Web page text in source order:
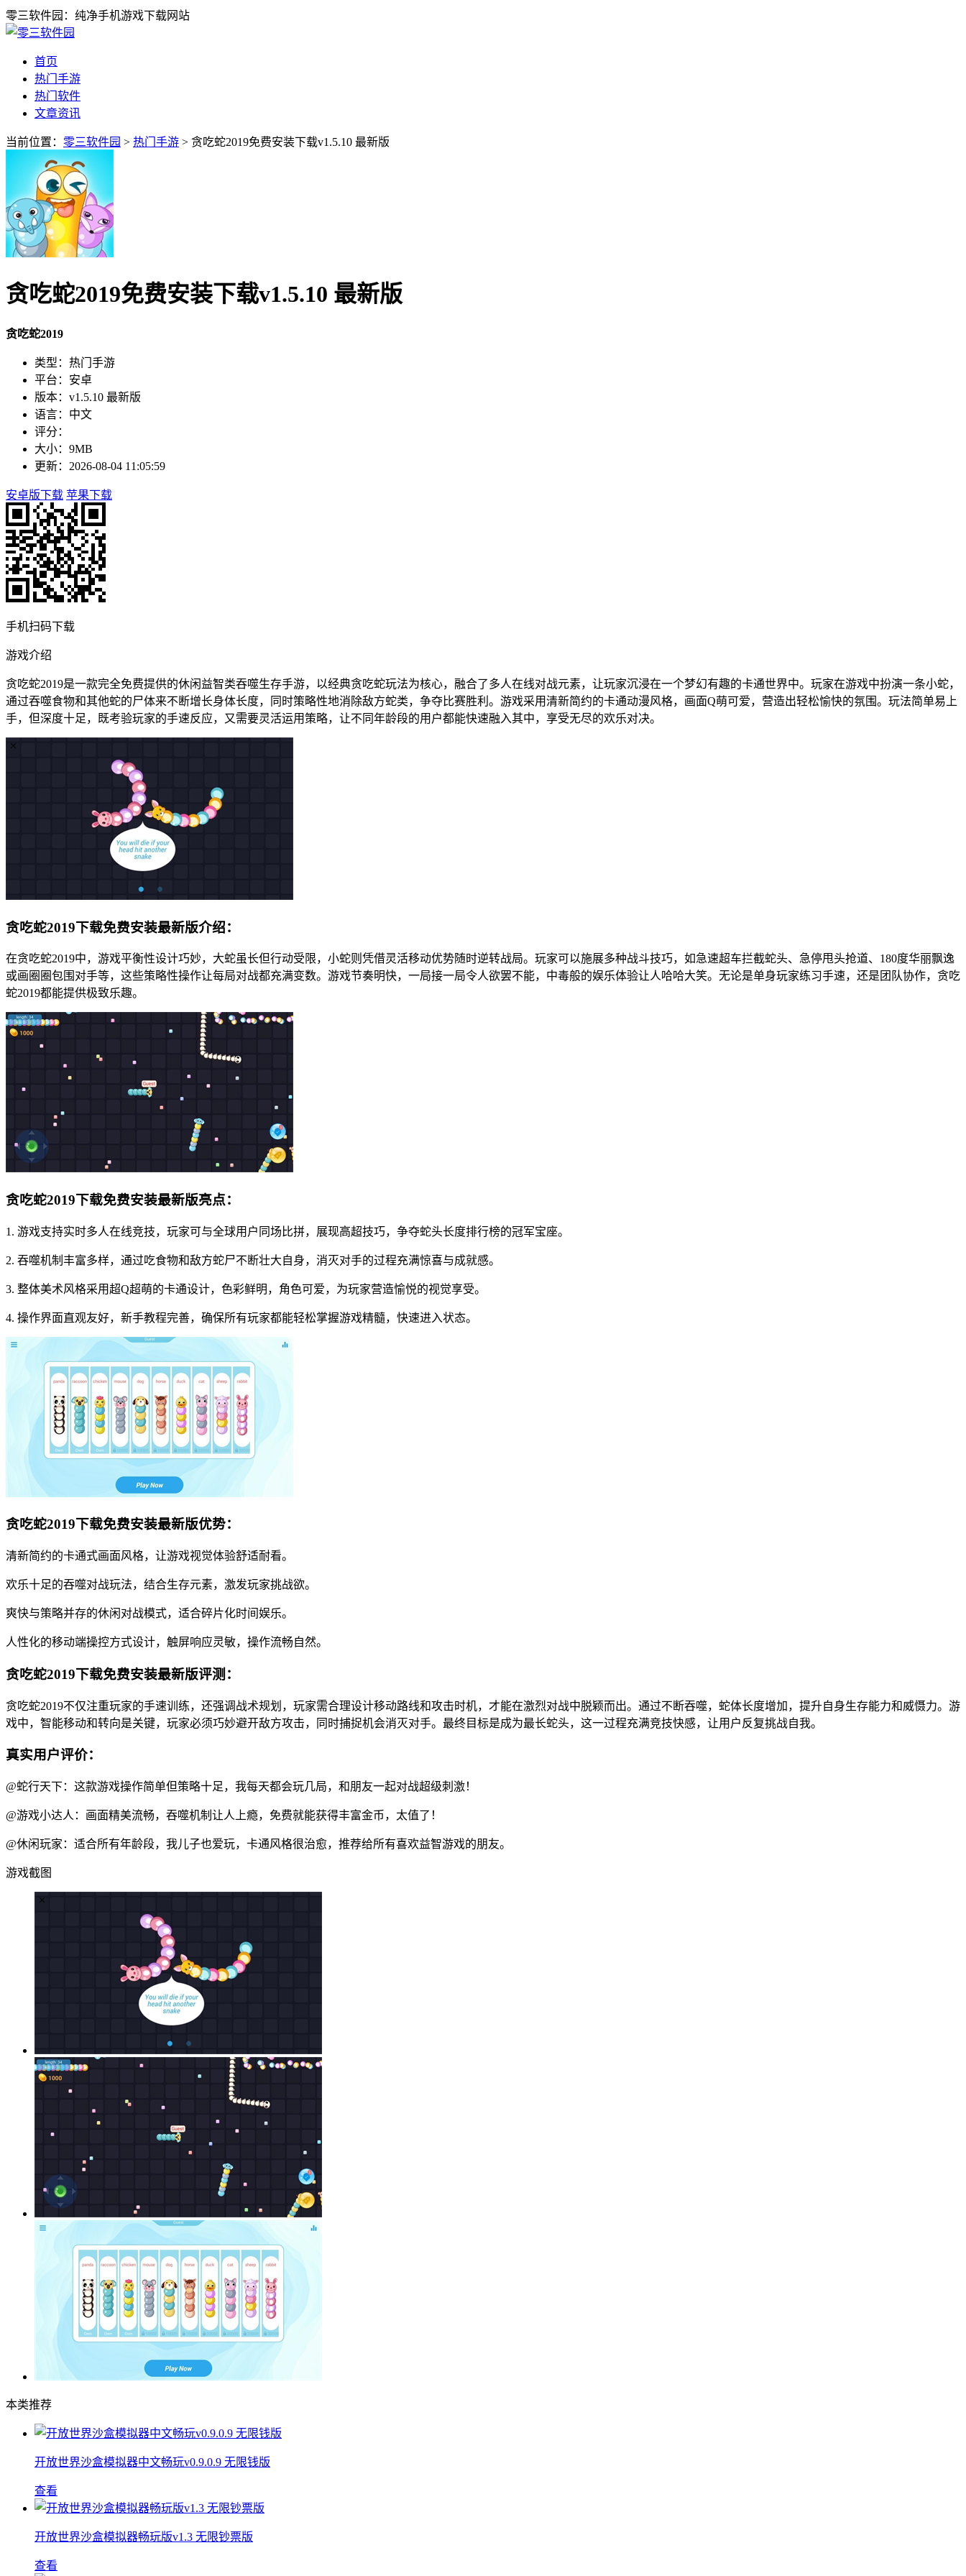
零三软件园：纯净手机游戏下载网站
首页
热门手游
热门软件
文章资讯
当前位置： 零三软件园 > 热门手游 > 贪吃蛇2019免费安装下载v1.5.10 最新版
贪吃蛇2019免费安装下载v1.5.10 最新版
贪吃蛇2019
类型：热门手游
平台：安卓
版本：v1.5.10 最新版
语言：中文
评分：
大小：9MB
更新：2026-08-04 11:05:59
安卓版下载 苹果下载
手机扫码下载
游戏介绍
贪吃蛇2019是一款完全免费提供的休闲益智类吞噬生存手游，以经典贪吃蛇玩法为核心，融合了多人在线对战元素，让玩家沉浸在一个梦幻有趣的卡通世界中。玩家在游戏中扮演一条小蛇，
通过吞噬食物和其他蛇的尸体来不断增长身体长度，同时策略性地消除敌方蛇类，争夺比赛胜利。游戏采用清新简约的卡通动漫风格，画面Q萌可爱，营造出轻松愉快的氛围。玩法简单易上
手，但深度十足，既考验玩家的手速反应，又需要灵活运用策略，让不同年龄段的用户都能快速融入其中，享受无尽的欢乐对决。
贪吃蛇2019下载免费安装最新版介绍：
在贪吃蛇2019中，游戏平衡性设计巧妙，大蛇虽长但行动受限，小蛇则凭借灵活移动优势随时逆转战局。玩家可以施展多种战斗技巧，如急速超车拦截蛇头、急停甩头抢道、180度华丽飘逸
或画圈圈包围对手等，这些策略性操作让每局对战都充满变数。游戏节奏明快，一局接一局令人欲罢不能，中毒般的娱乐体验让人哈哈大笑。无论是单身玩家练习手速，还是团队协作，贪吃
蛇2019都能提供极致乐趣。
贪吃蛇2019下载免费安装最新版亮点：
1. 游戏支持实时多人在线竞技，玩家可与全球用户同场比拼，展现高超技巧，争夺蛇头长度排行榜的冠军宝座。
2. 吞噬机制丰富多样，通过吃食物和敌方蛇尸不断壮大自身，消灭对手的过程充满惊喜与成就感。
3. 整体美术风格采用超Q超萌的卡通设计，色彩鲜明，角色可爱，为玩家营造愉悦的视觉享受。
4. 操作界面直观友好，新手教程完善，确保所有玩家都能轻松掌握游戏精髓，快速进入状态。
贪吃蛇2019下载免费安装最新版优势：
清新简约的卡通式画面风格，让游戏视觉体验舒适耐看。
欢乐十足的吞噬对战玩法，结合生存元素，激发玩家挑战欲。
爽快与策略并存的休闲对战模式，适合碎片化时间娱乐。
人性化的移动端操控方式设计，触屏响应灵敏，操作流畅自然。
贪吃蛇2019下载免费安装最新版评测：
贪吃蛇2019不仅注重玩家的手速训练，还强调战术规划，玩家需合理设计移动路线和攻击时机，才能在激烈对战中脱颖而出。通过不断吞噬，蛇体长度增加，提升自身生存能力和威慑力。游
戏中，智能移动和转向是关键，玩家必须巧妙避开敌方攻击，同时捕捉机会消灭对手。最终目标是成为最长蛇头，这一过程充满竞技快感，让用户反复挑战自我。
真实用户评价：
@蛇行天下：这款游戏操作简单但策略十足，我每天都会玩几局，和朋友一起对战超级刺激！
@游戏小达人：画面精美流畅，吞噬机制让人上瘾，免费就能获得丰富金币，太值了！
@休闲玩家：适合所有年龄段，我儿子也爱玩，卡通风格很治愈，推荐给所有喜欢益智游戏的朋友。
游戏截图
本类推荐
开放世界沙盒模拟器中文畅玩v0.9.0.9 无限钱版
查看
开放世界沙盒模拟器畅玩版v1.3 无限钞票版
查看